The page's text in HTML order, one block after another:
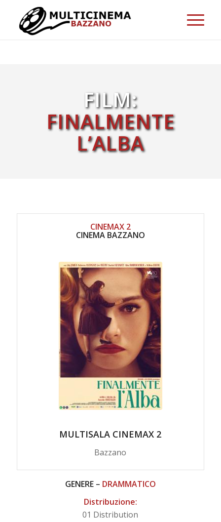
FILM:
FINALMENTE
L’ALBA
CINEMAX 2
CINEMA BAZZANO
MULTISALA CINEMAX 2
Bazzano
GENERE – DRAMMATICO
Distribuzione:
01 Distribution